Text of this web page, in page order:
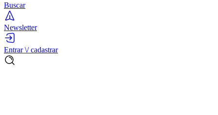
Buscar
Newsletter
Entrar \/ cadastrar